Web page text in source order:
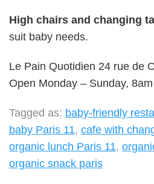
High chairs and changing
suit baby needs.
Le Pain Quotidien 24 rue de
Open Monday – Sunday,
Tagged as: baby-friendly
baby Paris 11, cafe with
organic lunch Paris 11,
organic snack paris